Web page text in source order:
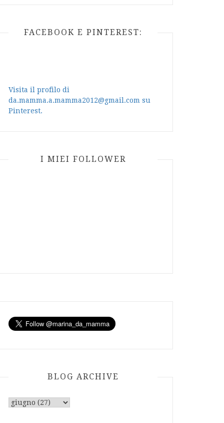
FACEBOOK E PINTEREST:
Visita il profilo di
da.mamma.a.mamma2012@gmail.com su
Pinterest.
I MIEI FOLLOWER
BLOG ARCHIVE